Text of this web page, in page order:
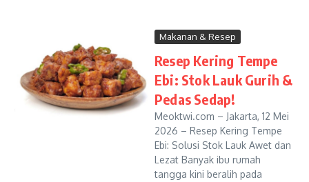
Makanan & Resep
Resep Kering Tempe
Ebi: Stok Lauk Gurih &
Pedas Sedap!
Meoktwi.com – Jakarta, 12 Mei
2026 – Resep Kering Tempe
Ebi: Solusi Stok Lauk Awet dan
Lezat Banyak ibu rumah
tangga kini beralih pada